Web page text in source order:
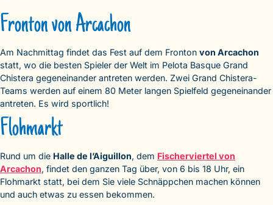
Fronton von Arcachon
Am Nachmittag findet das Fest auf dem Fronton von Arcachon
statt, wo die besten Spieler der Welt im Pelota Basque Grand
Chistera gegeneinander antreten werden. Zwei Grand Chistera-
Teams werden auf einem 80 Meter langen Spielfeld gegeneinander
antreten. Es wird sportlich!
Flohmarkt
Rund um die Halle de l’Aiguillon, dem Fischerviertel von
Arcachon, findet den ganzen Tag über, von 6 bis 18 Uhr, ein
Flohmarkt statt, bei dem Sie viele Schnäppchen machen können
und auch etwas zu essen bekommen.